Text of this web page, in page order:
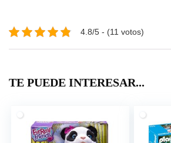
4.8/5 - (11 votos)
TE PUEDE INTERESAR...